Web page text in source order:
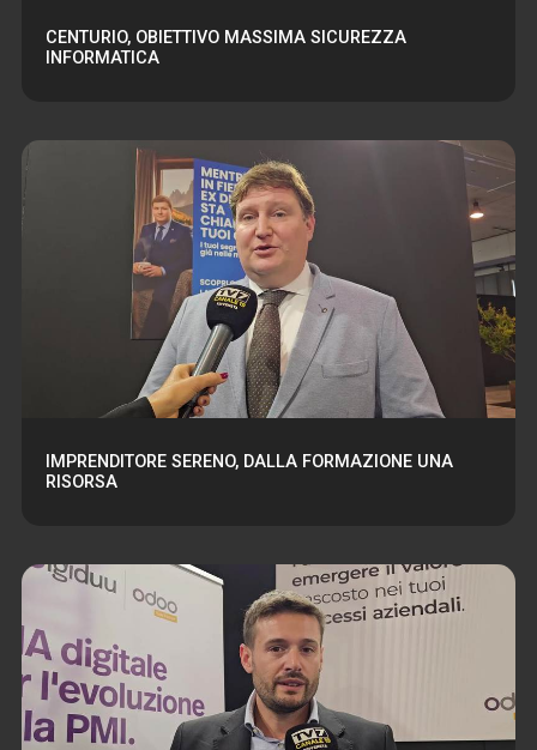
CENTURIO, OBIETTIVO MASSIMA SICUREZZA
INFORMATICA
IMPRENDITORE SERENO, DALLA FORMAZIONE UNA
RISORSA